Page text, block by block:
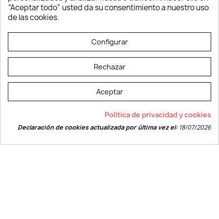
Verano y playa
Vestuario laboral
© LEVELPRINT - 2026
La página dispone de código accesible según las normas dictadas por la
W3C
“Aceptar todo” usted da su consentimiento a nuestro uso
de las cookies.
Configurar
Rechazar
Aceptar
Política de privacidad y cookies
Declaración de cookies actualizada por última vez el:18/07/2026